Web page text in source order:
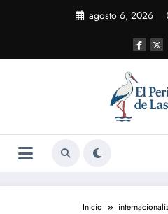
agosto 6, 2026
Inicio